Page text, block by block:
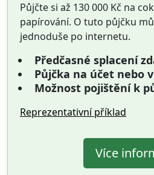
Půjčte si až 130 000 Kč na
papírování. O tuto půjčku
jednoduše po internetu.
Předčasné splacení
Půjčka na účet nebo
Možnost pojištění k
Reprezentativní příklad
Více